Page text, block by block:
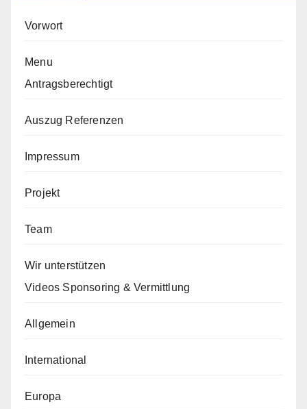
Vorwort
Menu
Antragsberechtigt
Auszug Referenzen
Impressum
Projekt
Team
Wir unterstützen
Videos Sponsoring & Vermittlung
Allgemein
International
Europa